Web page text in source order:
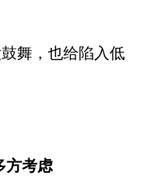
舞，也给陷入低
方考虑